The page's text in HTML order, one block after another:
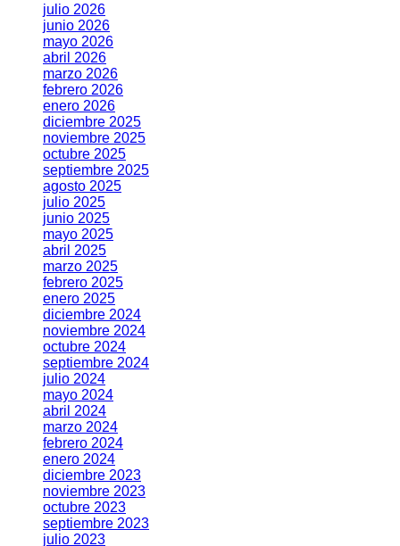
julio 2026
junio 2026
mayo 2026
abril 2026
marzo 2026
febrero 2026
enero 2026
diciembre 2025
noviembre 2025
octubre 2025
septiembre 2025
agosto 2025
julio 2025
junio 2025
mayo 2025
abril 2025
marzo 2025
febrero 2025
enero 2025
diciembre 2024
noviembre 2024
octubre 2024
septiembre 2024
julio 2024
mayo 2024
abril 2024
marzo 2024
febrero 2024
enero 2024
diciembre 2023
noviembre 2023
octubre 2023
septiembre 2023
julio 2023